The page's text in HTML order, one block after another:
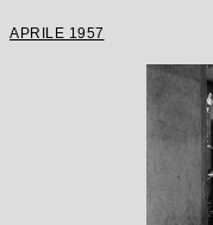
APRILE 1957